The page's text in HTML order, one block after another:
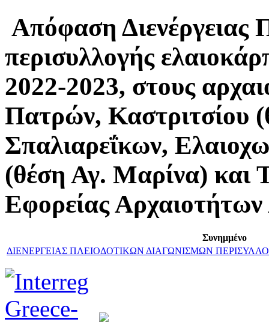
Απόφαση Διενέργειας
περισυλλογής
2022-2023, στους
Πατρών, Καστριτσίου
Σπαλιαρεΐκων,
(θέση Αγ. Μαρίνα) και
Εφορείας Αρχαιοτήτων
Συνημμένο
ΔΙΕΝΕΡΓΕΙΑΣ ΠΛΕΙΟΔΟΤΙΚΩΝ ΔΙΑΓΩΝΙΣΜΩΝ